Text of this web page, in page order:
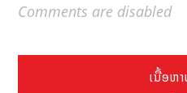
Comments are disabled
ເນື້ອຫ